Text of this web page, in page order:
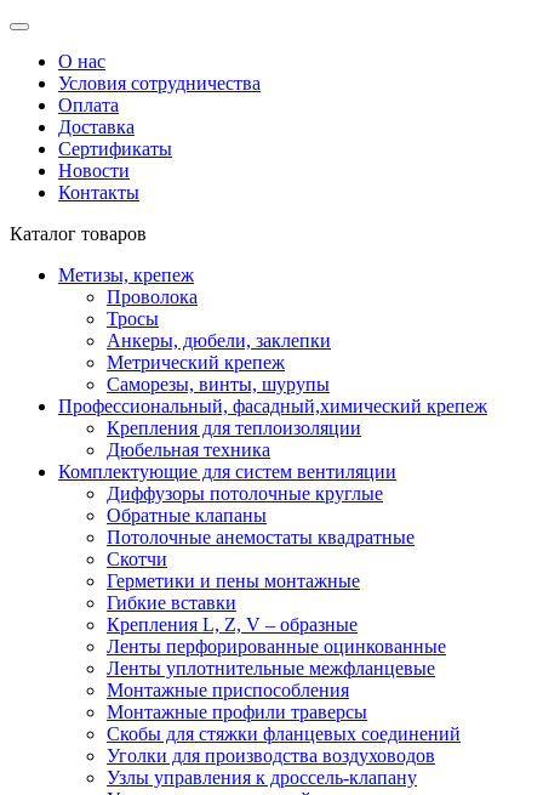
О нас
Условия сотрудничества
Оплата
Доставка
Сертификаты
Новости
Контакты
Каталог товаров
Метизы, крепеж
Проволока
Тросы
Анкеры, дюбели, заклепки
Метрический крепеж
Саморезы, винты, шурупы
Профессиональный, фасадный,химический крепеж
Крепления для теплоизоляции
Дюбельная техника
Комплектующие для систем вентиляции
Диффузоры потолочные круглые
Обратные клапаны
Потолочные анемостаты квадратные
Скотчи
Герметики и пены монтажные
Гибкие вставки
Крепления L, Z, V – образные
Ленты перфорированные оцинкованные
Ленты уплотнительные межфланцевые
Монтажные приспособления
Монтажные профили траверсы
Скобы для стяжки фланцевых соединений
Уголки для производства воздуховодов
Узлы управления к дроссель-клапану